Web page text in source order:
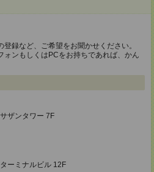
録など、ご希望をお聞かせください。
ォンもしくはPCをお持ちであれば、かん
ザンタワー 7F
ーミナルビル 12F